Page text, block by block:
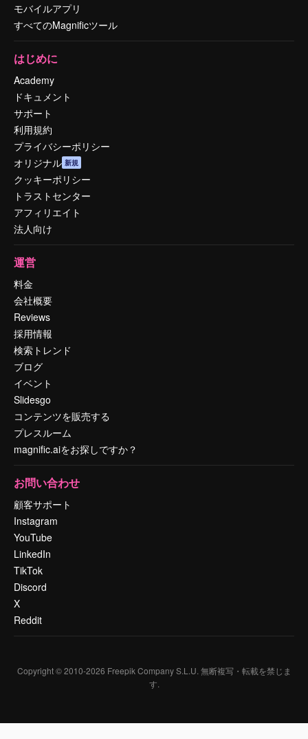
モバイルアプリ
すべてのMagnificツール
はじめに
Academy
ドキュメント
サポート
利用規約
プライバシーポリシー
オリジナル 新規
クッキーポリシー
トラストセンター
アフィリエイト
法人向け
運営
料金
会社概要
Reviews
採用情報
検索トレンド
ブログ
イベント
Slidesgo
コンテンツを販売する
プレスルーム
magnific.aiをお探しですか？
お問い合わせ
顧客サポート
Instagram
YouTube
LinkedIn
TikTok
Discord
X
Reddit
Copyright © 2010-2026 Freepik Company S.L.U. 無断複写・転載を禁じま
す.